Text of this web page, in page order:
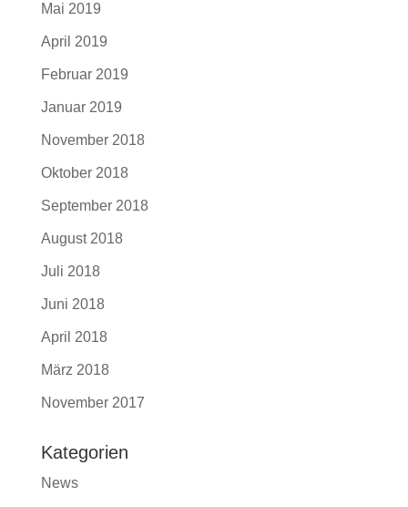
Mai 2019
April 2019
Februar 2019
Januar 2019
November 2018
Oktober 2018
September 2018
August 2018
Juli 2018
Juni 2018
April 2018
März 2018
November 2017
Kategorien
News